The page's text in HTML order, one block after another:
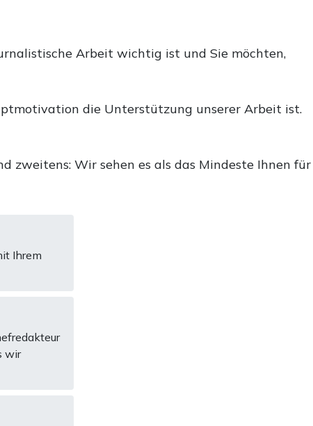
Arbeit wichtig ist und Sie möchten,
die Unterstützung unserer Arbeit ist.
zweitens: Wir sehen es als das Mindeste Ihnen für
Ihrem
wir